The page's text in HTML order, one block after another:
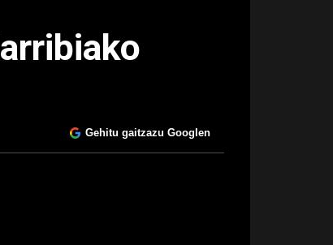
Gehitu gaitzazu Googlen